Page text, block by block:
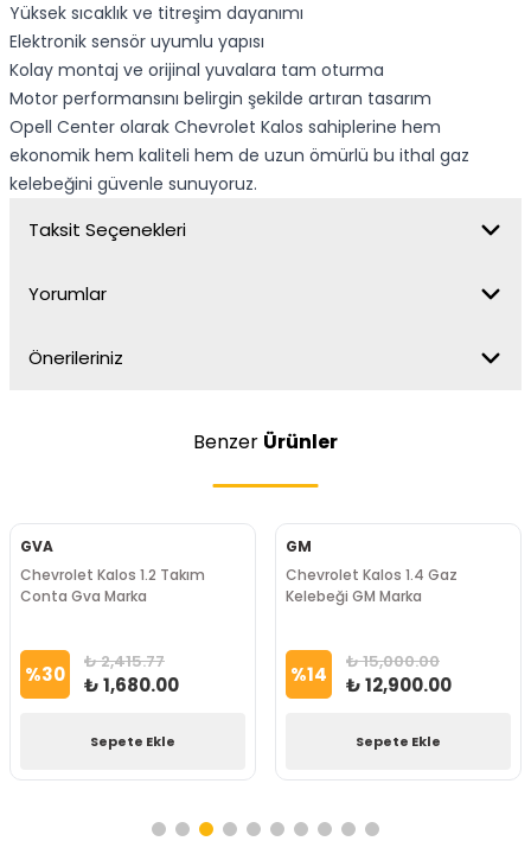
Yüksek sıcaklık ve titreşim dayanımı
Elektronik sensör uyumlu yapısı
Kolay montaj ve orijinal yuvalara tam oturma
Motor performansını belirgin şekilde artıran tasarım
Opell Center olarak Chevrolet Kalos sahiplerine hem
ekonomik hem kaliteli hem de uzun ömürlü bu ithal gaz
kelebeğini güvenle sunuyoruz.
Taksit Seçenekleri
Yorumlar
Önerileriniz
Benzer Ürünler
GVA
Chevrolet Kalos 1.2 Takım
Conta Gva Marka
%30 ₺ 2,415.77
₺ 1,680.00
Sepete Ekle
GM
Chevrolet Kalos 1.4 Gaz
Kelebeği GM Marka
%14 ₺ 15,000.00
₺ 12,900.00
Sepete Ekle